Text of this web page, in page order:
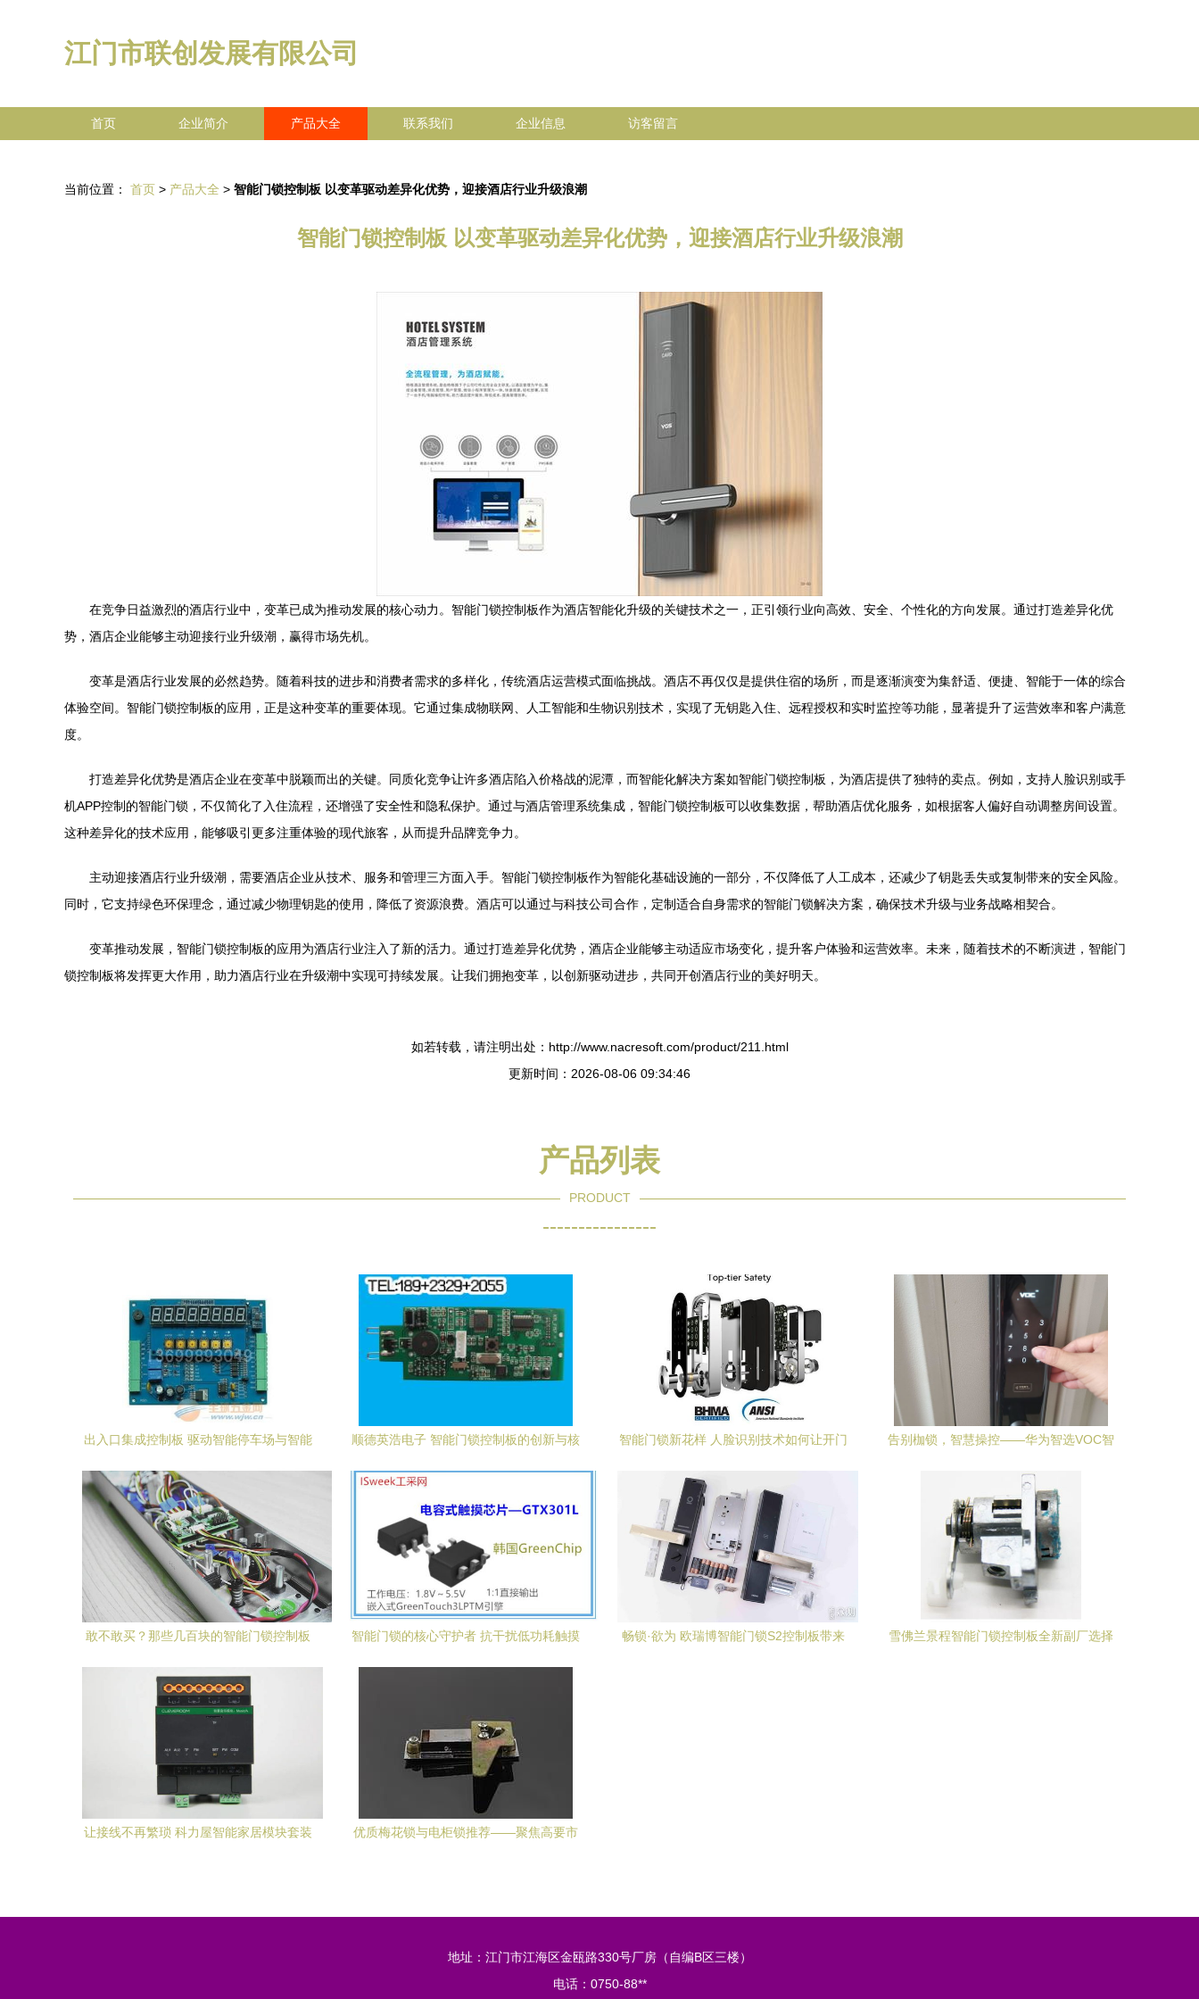
江门市联创发展有限公司
首页 企业简介 产品大全 联系我们 企业信息 访客留言
当前位置： 首页 > 产品大全 > 智能门锁控制板 以变革驱动差异化优势，迎接酒店行业升级浪潮
智能门锁控制板 以变革驱动差异化优势，迎接酒店行业升级浪潮
在竞争日益激烈的酒店行业中，变革已成为推动发展的核心动力。智能门锁控制板作为酒店智能化升级的关键技术之一，正引领行业向高效、安全、个性化的方向发展。通过打造差异化优
势，酒店企业能够主动迎接行业升级潮，赢得市场先机。
变革是酒店行业发展的必然趋势。随着科技的进步和消费者需求的多样化，传统酒店运营模式面临挑战。酒店不再仅仅是提供住宿的场所，而是逐渐演变为集舒适、便捷、智能于一体的综合
体验空间。智能门锁控制板的应用，正是这种变革的重要体现。它通过集成物联网、人工智能和生物识别技术，实现了无钥匙入住、远程授权和实时监控等功能，显著提升了运营效率和客户满意
度。
打造差异化优势是酒店企业在变革中脱颖而出的关键。同质化竞争让许多酒店陷入价格战的泥潭，而智能化解决方案如智能门锁控制板，为酒店提供了独特的卖点。例如，支持人脸识别或手
机APP控制的智能门锁，不仅简化了入住流程，还增强了安全性和隐私保护。通过与酒店管理系统集成，智能门锁控制板可以收集数据，帮助酒店优化服务，如根据客人偏好自动调整房间设置。
这种差异化的技术应用，能够吸引更多注重体验的现代旅客，从而提升品牌竞争力。
主动迎接酒店行业升级潮，需要酒店企业从技术、服务和管理三方面入手。智能门锁控制板作为智能化基础设施的一部分，不仅降低了人工成本，还减少了钥匙丢失或复制带来的安全风险。
同时，它支持绿色环保理念，通过减少物理钥匙的使用，降低了资源浪费。酒店可以通过与科技公司合作，定制适合自身需求的智能门锁解决方案，确保技术升级与业务战略相契合。
变革推动发展，智能门锁控制板的应用为酒店行业注入了新的活力。通过打造差异化优势，酒店企业能够主动适应市场变化，提升客户体验和运营效率。未来，随着技术的不断演进，智能门
锁控制板将发挥更大作用，助力酒店行业在升级潮中实现可持续发展。让我们拥抱变革，以创新驱动进步，共同开创酒店行业的美好明天。
如若转载，请注明出处：http://www.nacresoft.com/product/211.html
更新时间：2026-08-06 09:34:46
产品列表
PRODUCT
----------------
出入口集成控制板 驱动智能停车场与智能
顺德英浩电子 智能门锁控制板的创新与核
智能门锁新花样 人脸识别技术如何让开门
告别枷锁，智慧操控——华为智选VOC智
敢不敢买？那些几百块的智能门锁控制板
智能门锁的核心守护者 抗干扰低功耗触摸
畅锁·欲为 欧瑞博智能门锁S2控制板带来
雪佛兰景程智能门锁控制板全新副厂选择
让接线不再繁琐 科力屋智能家居模块套装
优质梅花锁与电柜锁推荐——聚焦高要市
地址：江门市江海区金瓯路330号厂房（自编B区三楼）
电话：0750-88**